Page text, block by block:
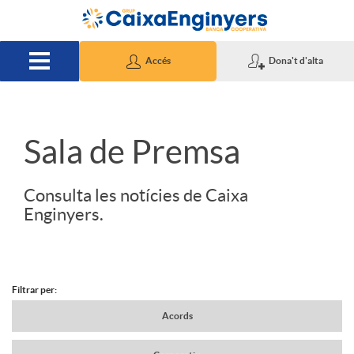
Salta al contingut principal
Accés Dona't d'alta
S
d
Sala de Premsa
Consulta les notícies de Caixa
Enginyers.
N
Filtrar per:
Acords